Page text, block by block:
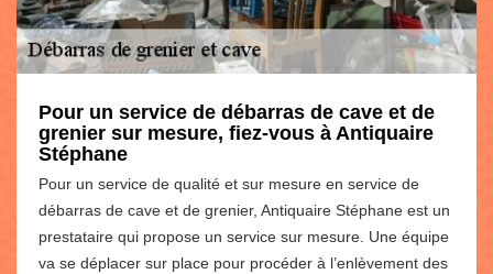
Pour un service de débarras de cave et de
grenier sur mesure, fiez-vous à Antiquaire
Stéphane
Pour un service de qualité et sur mesure en service de
débarras de cave et de grenier, Antiquaire Stéphane est un
prestataire qui propose un service sur mesure. Une équipe
va se déplacer sur place pour procéder à l’enlèvement des